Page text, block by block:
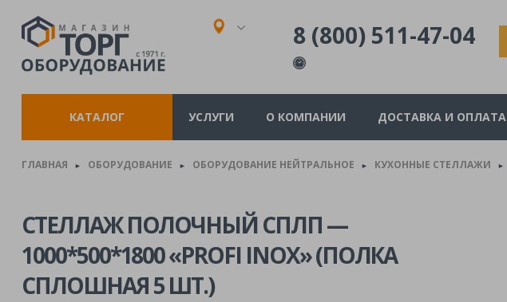
8 (800) 511-47-04
КАТАЛОГ УСЛУГИ О КОМПАНИИ ДОСТАВКА И ОПЛАТА
ГЛАВНАЯ ► ОБОРУДОВАНИЕ ► ОБОРУДОВАНИЕ НЕЙТРАЛЬНОЕ ► КУХОННЫЕ СТЕЛЛАЖИ ►
СТЕЛЛАЖ ПОЛОЧНЫЙ СПЛП —
1000*500*1800 «PROFI INOX» (ПОЛКА
СПЛОШНАЯ 5 ШТ.)